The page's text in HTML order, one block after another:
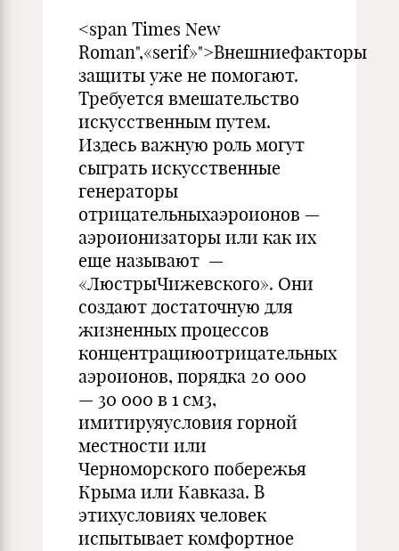
<span Times New
Roman",«serif»">Внешниефакторы
защиты уже не помогают.
Требуется вмешательство
искусственным путем.
Издесь важную роль могут
сыграть искусственные
генераторы
отрицательныхаэроионов —
аэроионизаторы или как их
еще называют —
«ЛюстрыЧижевского». Они
создают достаточную для
жизненных процессов
концентрациюотрицательных
аэроионов, порядка 20 000
— 30 000 в 1 см3,
имитируяусловия горной
местности или
Черноморского побережья
Крыма или Кавказа. В
этихусловиях человек
испытывает комфортное